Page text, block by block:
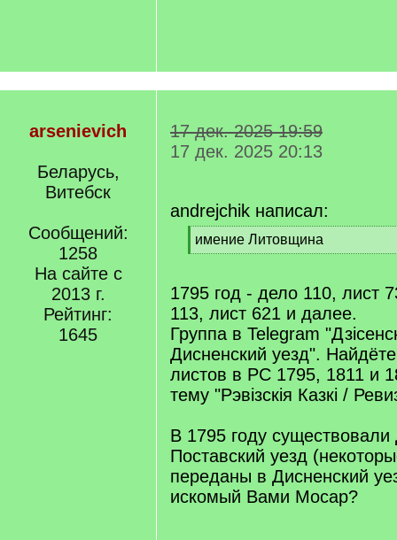
arsenievich
Беларусь,
Витебск
Сообщений:
1258
На сайте с
2013 г.
Рейтинг:
1645
17 дек. 2025 19:59
17 дек. 2025 20:13
andrejchik написал:
[
q
имение Литовщина
[
q
]
1795 год - дело 110, лист
113, лист 621 и далее.
Группа в Telegram
Дисненский уезд".
листов в РС 1795, 1811 и
тему "Рэвізскія Казкі /
В 1795 году
Поставский уезд
переданы в Дисненский
искомый Вами Мосар?